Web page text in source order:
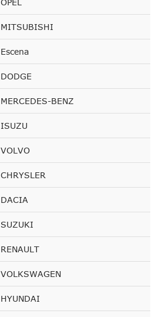
OPEL
MITSUBISHI
Escena
DODGE
MERCEDES-BENZ
ISUZU
VOLVO
CHRYSLER
DACIA
SUZUKI
RENAULT
VOLKSWAGEN
HYUNDAI